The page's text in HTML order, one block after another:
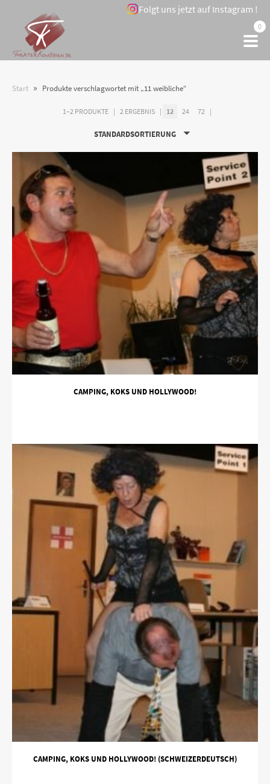
Folgt uns jetzt auf Instagram !
0
Start » Produkte verschlagwortet mit „11 weibliche“
1–2 PRODUKTE 2 ERGEBNIS 12 24 72
STANDARDSORTIERUNG
CAMPING, KOKS UND HOLLYWOOD!
CAMPING, KOKS UND HOLLYWOOD! (SCHWEIZERDEUTSCH)